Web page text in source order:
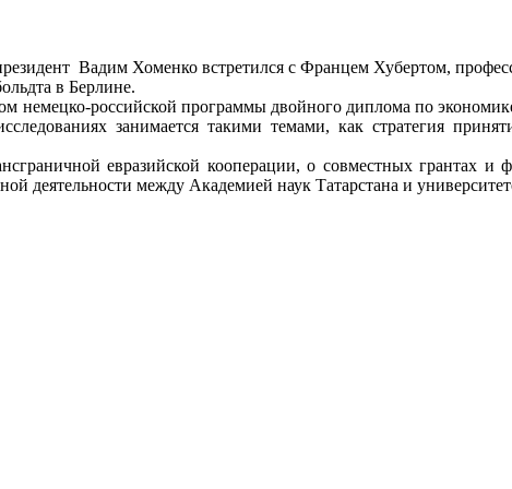
Вадим Хоменко встретился с Францем Хубертом,
в Берлине.
немецко-российской программы двойного диплома по
занимается такими темами, как стратегия
евразийской кооперации, о совместных грантах
деятельности между Академией наук Татарстана и